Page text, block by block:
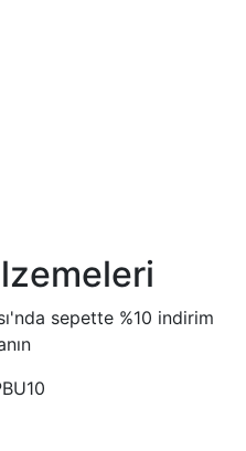
sepette %10 indirim